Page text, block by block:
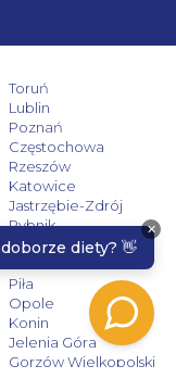
Toruń
Lublin
Poznań
Częstochowa
Rzeszów
Katowice
Jastrzębie-Zdrój
Rybnik
Zielona Góra
Piła
Opole
Konin
Jelenia Góra
Gorzów Wielkopolski